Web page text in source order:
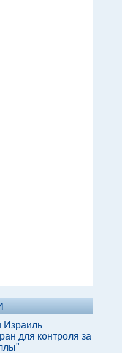
Израиль
для контроля за